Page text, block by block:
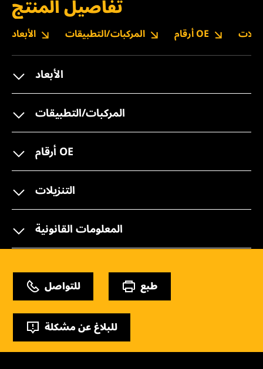
تفاصيل المنتج
الأبعاد المركبات/التطبيقات أرقام OE
الأبعاد
المركبات/التطبيقات
أرقام OE
التنزيلات
المعلومات القانونية
للتواصل طبع
للبلاغ عن مشكلة